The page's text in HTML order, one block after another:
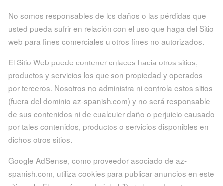
No somos responsables de los daños o las pérdidas que
usted pueda sufrir en relación con el uso que haga del Sitio
web para fines comerciales u otros fines no autorizados.
El Sitio Web puede contener enlaces hacia otros sitios,
productos y servicios los que son propiedad y operados
por terceros. Nosotros no administra ni controla estos sitios
(fuera del dominio az-spanish.com) y no será responsable
de sus contenidos ni de cualquier daño o perjuicio causado
por tales contenidos, productos o servicios disponibles en
dichos otros sitios.
Google AdSense, como proveedor asociado de az-
spanish.com, utiliza cookies para publicar anuncios en este